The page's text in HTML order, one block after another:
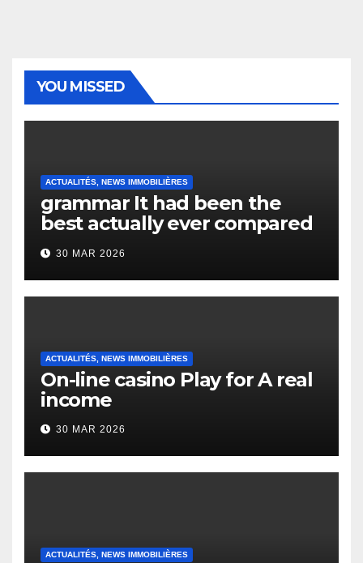
YOU MISSED
ACTUALITÉS, NEWS IMMOBILIÈRES
grammar It had been the
best actually ever compared
to it’s the top actually?
English Vocabulary Learners
Heap Change
30 MAR 2026
ACTUALITÉS, NEWS IMMOBILIÈRES
On-line casino Play for A real
income
30 MAR 2026
ACTUALITÉS, NEWS IMMOBILIÈRES